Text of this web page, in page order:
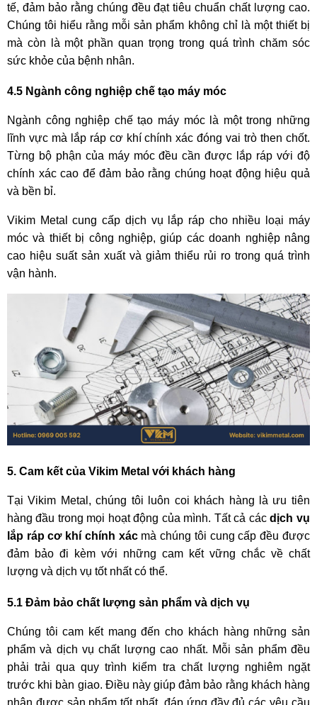
tế, đảm bảo rằng chúng đều đạt tiêu chuẩn chất lượng cao.
Chúng tôi hiểu rằng mỗi sản phẩm không chỉ là một thiết bị
mà còn là một phần quan trọng trong quá trình chăm sóc
sức khỏe của bệnh nhân.
4.5 Ngành công nghiệp chế tạo máy móc
Ngành công nghiệp chế tạo máy móc là một trong những
lĩnh vực mà lắp ráp cơ khí chính xác đóng vai trò then chốt.
Từng bộ phận của máy móc đều cần được lắp ráp với độ
chính xác cao để đảm bảo rằng chúng hoạt động hiệu quả
và bền bỉ.
Vikim Metal cung cấp dịch vụ lắp ráp cho nhiều loại máy
móc và thiết bị công nghiệp, giúp các doanh nghiệp nâng
cao hiệu suất sản xuất và giảm thiểu rủi ro trong quá trình
vận hành.
5. Cam kết của Vikim Metal với khách hàng
Tại Vikim Metal, chúng tôi luôn coi khách hàng là ưu tiên
hàng đầu trong mọi hoạt động của mình. Tất cả cácdịch vụ
lắp ráp cơ khí chính xácmà chúng tôi cung cấp đều được
đảm bảo đi kèm với những cam kết vững chắc về chất
lượng và dịch vụ tốt nhất có thể.
5.1 Đảm bảo chất lượng sản phẩm và dịch vụ
Chúng tôi cam kết mang đến cho khách hàng những sản
phẩm và dịch vụ chất lượng cao nhất. Mỗi sản phẩm đều
phải trải qua quy trình kiểm tra chất lượng nghiêm ngặt
trước khi bàn giao. Điều này giúp đảm bảo rằng khách hàng
nhận được sản phẩm tốt nhất, đáp ứng đầy đủ các yêu cầu